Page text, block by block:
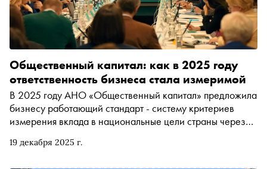
19 декабря 2025 г.
Общественный капитал: как в 2025 году
ответственность бизнеса стала измеримой
В 2025 году АНО «Общественный капитал» предложила
бизнесу работающий стандарт - систему критериев
измерения вклада в национальные цели страны через